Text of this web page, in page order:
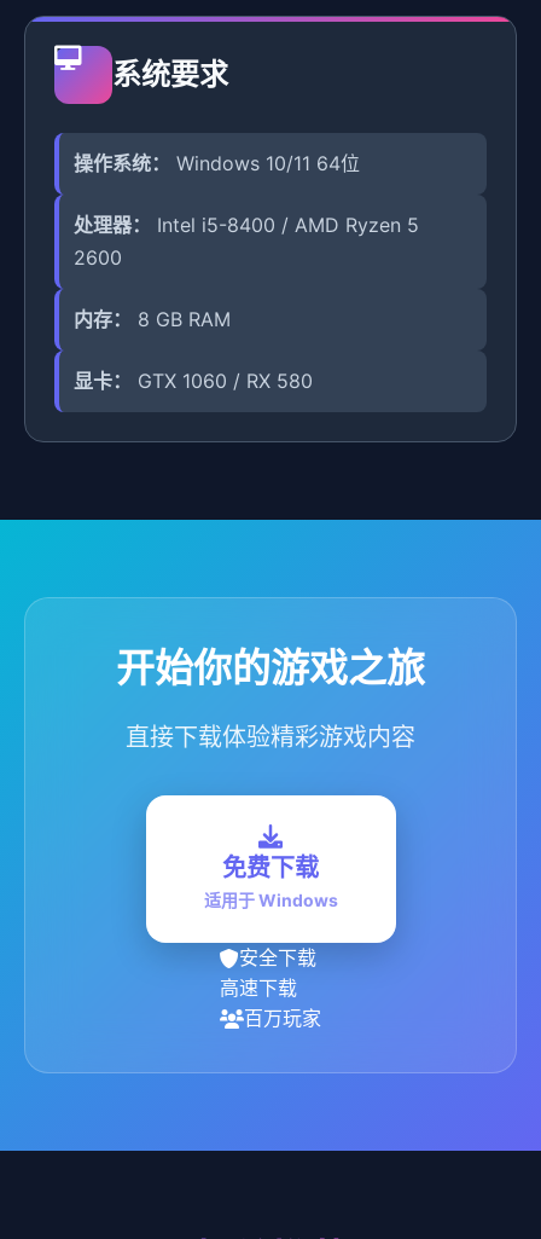
系统要求
操作系统： Windows 10/11 64位
处理器：
Intel i5-8400 / AMD Ryzen 5
2600
内存： 8 GB RAM
显卡： GTX 1060 / RX 580
开始你的游戏之旅
直接下载体验精彩游戏内容
免费下载
适用于 Windows
安全下载
高速下载
百万玩家